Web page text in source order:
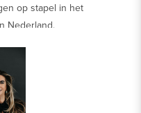
op stapel in het
Nederland.